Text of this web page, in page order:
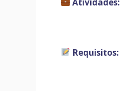
Requisitos: